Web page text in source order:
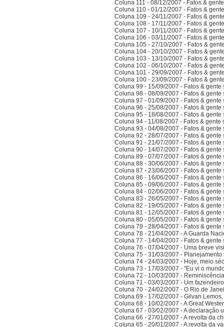
Coluna 111 - 08/12/2007 - Fatos &
Coluna 110 - 01/12/2007 - Fatos &
Coluna 109 - 24/11/2007 - Fatos &
Coluna 108 - 17/11/2007 - Fatos &
Coluna 107 - 10/11/2007 - Fatos &
Coluna 106 - 03/11/2007 - Fatos &
Coluna 105 - 27/10/2007 - Fatos &
Coluna 104 - 20/10/2007 - Fatos &
Coluna 103 - 13/10/2007 - Fatos &
Coluna 102 - 06/10/2007 - Fatos &
Coluna 101 - 29/09/2007 - Fatos &
Coluna 100 - 23/09/2007 - Fatos &
Coluna 99 - 15/09/2007 - Fatos &
Coluna 98 - 08/09/2007 - Fatos &
Coluna 97 - 01/09/2007 - Fatos &
Coluna 96 - 25/08/2007 - Fatos &
Coluna 95 - 18/08/2007 - Fatos &
Coluna 94 - 11/08/2007 - Fatos &
Coluna 93 - 04/08/2007 - Fatos &
Coluna 92 - 28/07/2007 - Fatos &
Coluna 91 - 21/07/2007 - Fatos &
Coluna 90 - 14/07/2007 - Fatos &
Coluna 89 - 07/07/2007 - Fatos &
Coluna 88 - 30/06/2007 - Fatos &
Coluna 87 - 23/06/2007 - Fatos &
Coluna 86 - 16/06/2007 - Fatos &
Coluna 85 - 09/06/2007 - Fatos &
Coluna 84 - 02/06/2007 - Fatos &
Coluna 83 - 26/05/2007 - Fatos &
Coluna 82 - 19/05/2007 - Fatos &
Coluna 81 - 12/05/2007 - Fatos &
Coluna 80 - 05/05/2007 - Fatos &
Coluna 79 - 28/04/2007 - Fatos &
Coluna 78 - 21/04/2007 - A Guarda
Coluna 77 - 14/04/2007 - Fatos &
Coluna 76 - 07/04/2007 - Uma breve
Coluna 75 - 31/03/2007 -
Coluna 74 - 24/03/2007 - Hoje, meio
Coluna 73 - 17/03/2007 - "Eu vi o
Coluna 72 - 10/03/2007 -
Coluna 71 - 03/03/2007 - Um
Coluna 70 - 24/02/2007 - O Rio de
Coluna 69 - 17/02/2007 - Gilvan
Coluna 68 - 10/02/2007 - A Great
Coluna 67 - 03/02/2007 - A declaração
Coluna 66 - 27/01/2007 - A revolta da
Coluna 65 - 20/01/2007 - A revolta da